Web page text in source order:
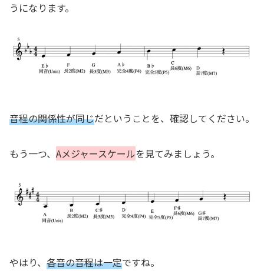
うになります。
音程の関係性が同じだということを、確認してください。
もう一つ、 Aメジャースケールを見てみましょう。
やはり、 各音の音程は一定ですね。